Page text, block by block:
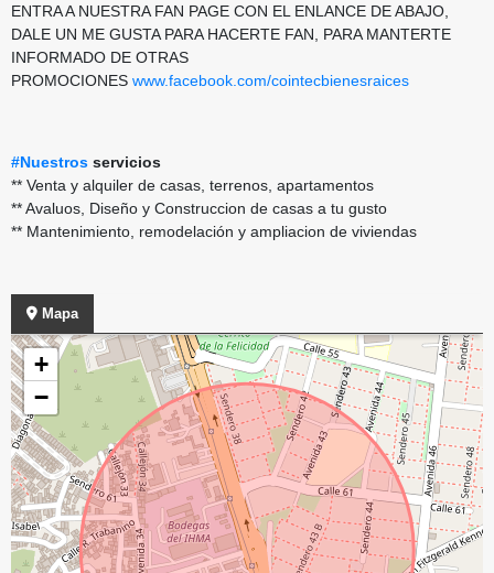
ENTRA A NUESTRA FAN PAGE CON EL ENLANCE DE ABAJO,
DALE UN ME GUSTA PARA HACERTE FAN, PARA MANTERTE
INFORMADO DE OTRAS
PROMOCIONES www.facebook.com/cointecbienesraices
#Nuestros servicios
** Venta y alquiler de casas, terrenos, apartamentos
** Avaluos, Diseño y Construccion de casas a tu gusto
** Mantenimiento, remodelación y ampliacion de viviendas
Mapa
+
−